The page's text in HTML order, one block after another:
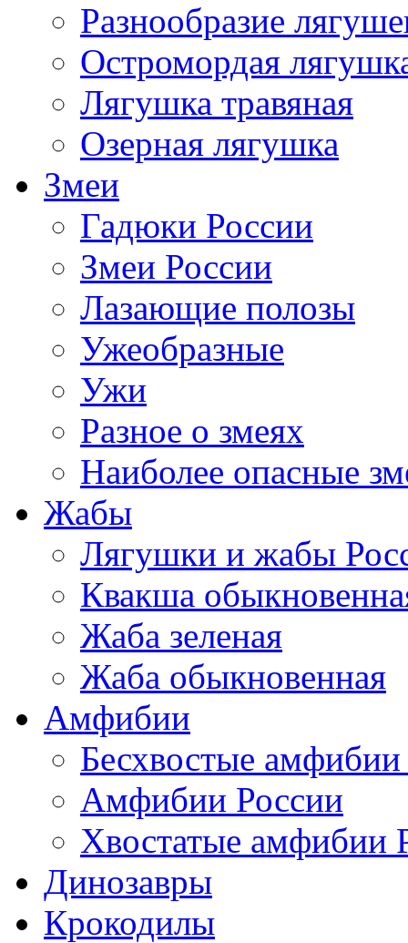
Разнообразие
Остромордая
Лягушка травяная
Озерная лягушка
Змеи
Гадюки России
Змеи России
Лазающие полозы
Ужеобразные
Ужи
Разное о змеях
Наиболее опасные
Жабы
Лягушки и жабы
Квакша
Жаба зеленая
Жаба обыкновенная
Амфибии
Бесхвостые
Амфибии России
Хвостатые амфибии
Динозавры
Крокодилы